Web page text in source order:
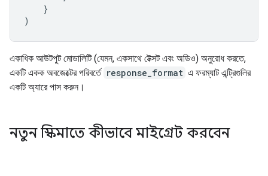
}
)
একাধিক আউটপুট মোডালিটি (যেমন, একসাথে টেক্সট এবং অডিও) অনুরোধ করতে,
একটি একক অবজেক্টের পরিবর্তে response_format এ ফরম্যাট এন্ট্রিগুলির
একটি অ্যারে পাস করুন।
নতুন স্কিমাতে কীভাবে মাইগ্রেট করবেন